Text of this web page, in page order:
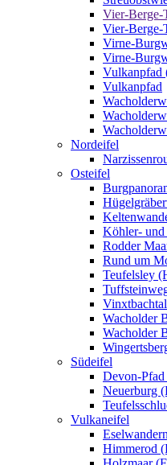
Vier-Berge-
Vier-Berge-
Virne-
Virne-
Vulkanpfad
Vulkanpfad
Nordeifel
Osteifel
Köhler- und
Rodder
Rund um
Teufelsley
Wacholder
Wacholder
Südeifel
Devon-Pfad
Neuerburg
Vulkaneifel
Himmerod